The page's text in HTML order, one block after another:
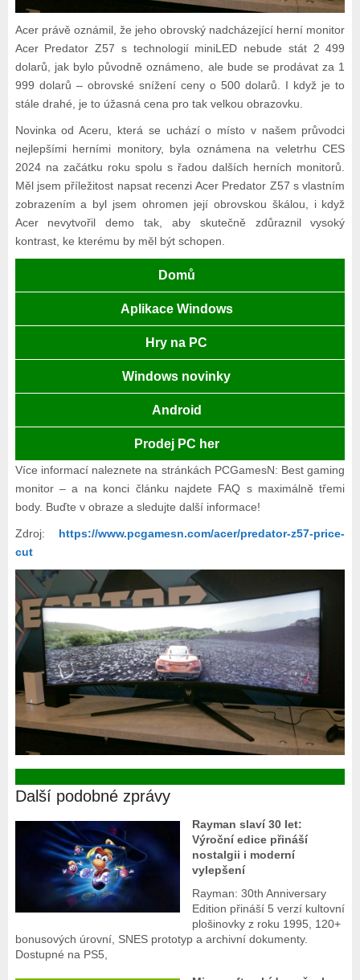
Acer právě oznámil, že jeho obrovský nadcházející herní monitor
Acer Predator Z57 s technologií miniLED nebude stát 2 499
dolarů, jak bylo původně oznámeno, ale bude se prodávat za 1
999 dolarů – obrovské snížení ceny o 500 dolarů. I když je to
stále drahé, je to úžasná cena pro tak velkou obrazovku.
Novinka od Aceru, která se uchází o místo v našem průvodci
nejlepšími herními monitory, byla oznámena na veletrhu CES
2024 na začátku roku spolu s řadou dalších herních monitorů.
Měl jsem příležitost napsat recenzi Acer Predator Z57 s vlastním
zobrazením a byl jsem ohromen její obrovskou škálou, i když
Acer nevytvořil demo tak, aby skutečně zdůraznil vysoký
kontrast, ke kterému by měl být schopen.
Domů
Aplikace Windows
Hry na PC
Windows novinky
Android
Prodej PC her
Více informací naleznete na stránkách PCGamesN: Best gaming
monitor – a na konci článku najdete FAQ s maximálně třemi
body. Buďte v obraze a sledujte další informace!
Zdroj: https://www.pcgamesn.com/acer/predator-z57-price-
cut
Další podobné zprávy
Rayman slaví 30 let:
Výroční edice přináší
nostalgii i moderní
vylepšení
Rayman: 30th Anniversary
Edition přináší 5 verzí kultovní
plošinovky z roku 1995, 120+
bonusových úrovní, SNES prototyp a archivní dokumenty.
Dostupné na PS5,